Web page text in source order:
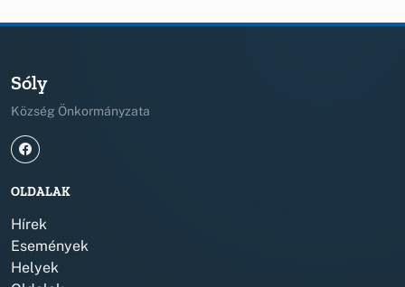
Sóly
Község Önkormányzata
OLDALAK
Hírek
Események
Helyek